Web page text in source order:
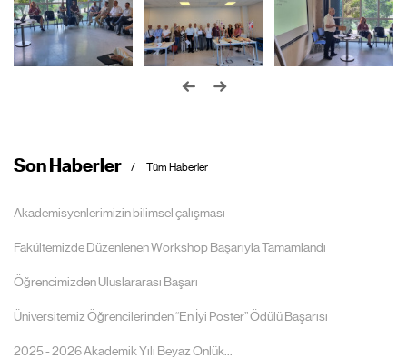
Son Haberler Tüm Haberler
Akademisyenlerimizin bilimsel çalışması
Fakültemizde Düzenlenen Workshop Başarıyla Tamamlandı
Öğrencimizden Uluslararası Başarı
Üniversitemiz Öğrencilerinden “En İyi Poster” Ödülü Başarısı
2025 - 2026 Akademik Yılı Beyaz Önlük...